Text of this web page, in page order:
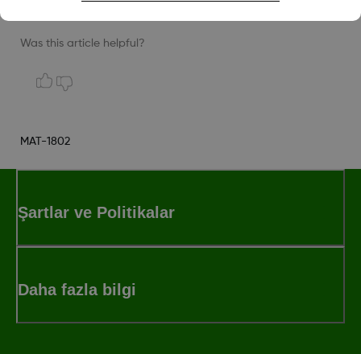
Was this article helpful?
MAT-1802
Şartlar ve Politikalar
Daha fazla bilgi